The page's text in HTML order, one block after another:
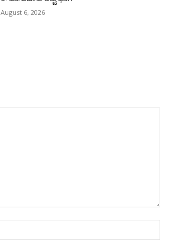
August 6, 2026